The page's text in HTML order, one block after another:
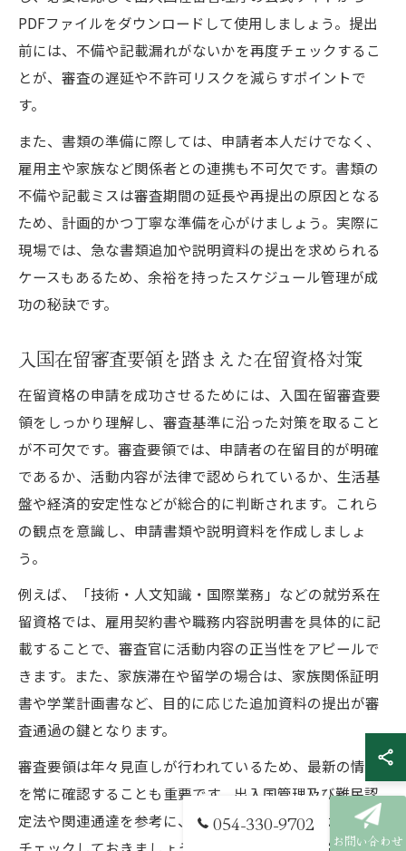
PDFファイルをダウンロードして使用しましょう。提出
前には、不備や記載漏れがないかを再度チェックするこ
とが、審査の遅延や不許可リスクを減らすポイントで
す。
また、書類の準備に際しては、申請者本人だけでなく、
雇用主や家族など関係者との連携も不可欠です。書類の
不備や記載ミスは審査期間の延長や再提出の原因となる
ため、計画的かつ丁寧な準備を心がけましょう。実際に
現場では、急な書類追加や説明資料の提出を求められる
ケースもあるため、余裕を持ったスケジュール管理が成
功の秘訣です。
入国在留審査要領を踏まえた在留資格対策
在留資格の申請を成功させるためには、入国在留審査要
領をしっかり理解し、審査基準に沿った対策を取ること
が不可欠です。審査要領では、申請者の在留目的が明確
であるか、活動内容が法律で認められているか、生活基
盤や経済的安定性などが総合的に判断されます。これら
の観点を意識し、申請書類や説明資料を作成しましょ
う。
例えば、「技術・人文知識・国際業務」などの就労系在
留資格では、雇用契約書や職務内容説明書を具体的に記
載することで、審査官に活動内容の正当性をアピールで
きます。また、家族滞在や留学の場合は、家族関係証明
書や学業計画書など、目的に応じた追加資料の提出が審
査通過の鍵となります。
審査要領は年々見直しが行われているため、最新の情報
を常に確認することも重要です。出入国管理及び難民認
定法や関連通達を参考に、具体的な失敗例や成功事例も
054-330-9702
お問い合わせ